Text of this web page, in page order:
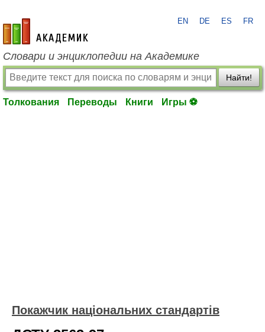
academic.ru
EN DE ES FR
Словари и энциклопедии на Академике
Найти!
Толкования Переводы Книги Игры ⚽
Покажчик національних стандартів